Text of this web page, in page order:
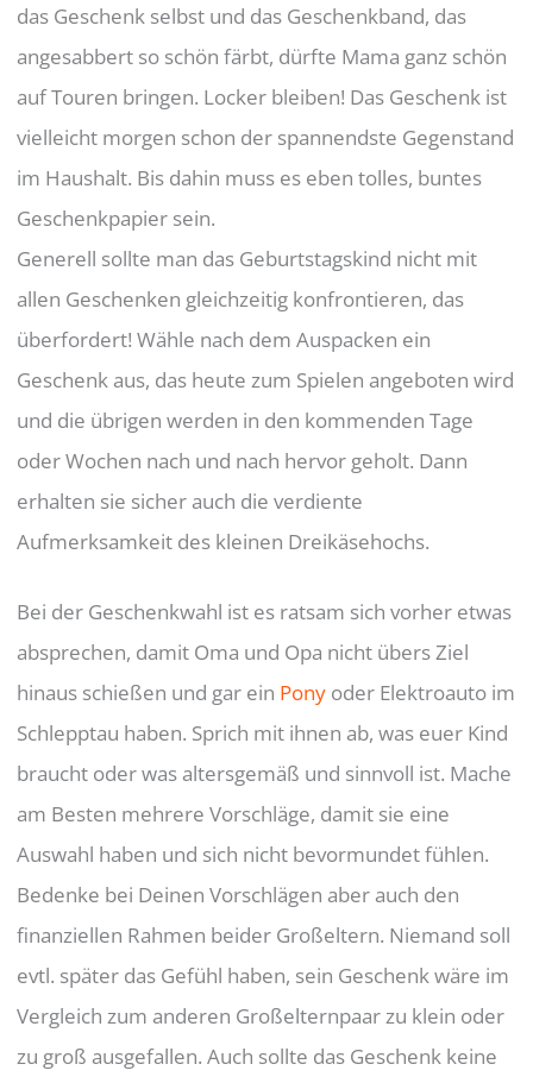
das Geschenk selbst und das Geschenkband, das
angesabbert so schön färbt, dürfte Mama ganz schön
auf Touren bringen. Locker bleiben! Das Geschenk ist
vielleicht morgen schon der spannendste Gegenstand
im Haushalt. Bis dahin muss es eben tolles, buntes
Geschenkpapier sein.
Generell sollte man das Geburtstagskind nicht mit
allen Geschenken gleichzeitig konfrontieren, das
überfordert! Wähle nach dem Auspacken ein
Geschenk aus, das heute zum Spielen angeboten wird
und die übrigen werden in den kommenden Tage
oder Wochen nach und nach hervor geholt. Dann
erhalten sie sicher auch die verdiente
Aufmerksamkeit des kleinen Dreikäsehochs.
Bei der Geschenkwahl ist es ratsam sich vorher etwas
absprechen, damit Oma und Opa nicht übers Ziel
hinaus schießen und gar ein Pony oder Elektroauto im
Schlepptau haben. Sprich mit ihnen ab, was euer Kind
braucht oder was altersgemäß und sinnvoll ist. Mache
am Besten mehrere Vorschläge, damit sie eine
Auswahl haben und sich nicht bevormundet fühlen.
Bedenke bei Deinen Vorschlägen aber auch den
finanziellen Rahmen beider Großeltern. Niemand soll
evtl. später das Gefühl haben, sein Geschenk wäre im
Vergleich zum anderen Großelternpaar zu klein oder
zu groß ausgefallen. Auch sollte das Geschenk keine